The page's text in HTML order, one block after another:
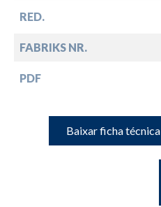
RED.
FABRIKS NR.
PDF
Baixar ficha técnica